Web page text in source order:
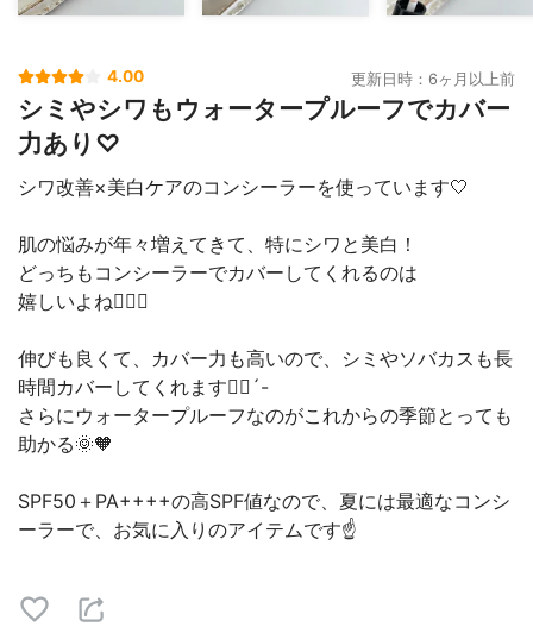
4.00 更新日時：6ヶ月以上前
シミやシワもウォータープルーフでカバー
力あり♡
シワ改善×美白ケアのコンシーラーを使っています🤍
肌の悩みが年々増えてきて、特にシワと美白！
どっちもコンシーラーでカバーしてくれるのは
嬉しいよね🙋🏻‍♀️
伸びも良くて、カバー力も高いので、シミやソバカスも長
時間カバーしてくれます👌🏻´-
さらにウォータープルーフなのがこれからの季節とっても
助かる🌞🧡
SPF50＋PA++++の高SPF値なので、夏には最適なコンシ
ーラーで、お気に入りのアイテムです☝️